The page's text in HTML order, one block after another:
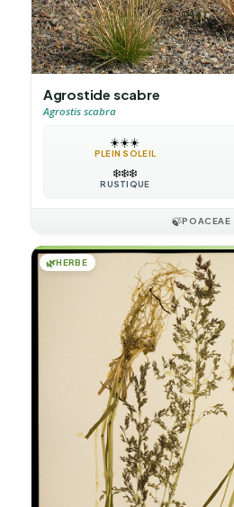
Agrostide scabre
Agrostis scabra
☀️☀️☀️
PLEIN SOLEIL
❄️❄️❄️
RUSTIQUE
🍃POACEAE
🌿HERBE